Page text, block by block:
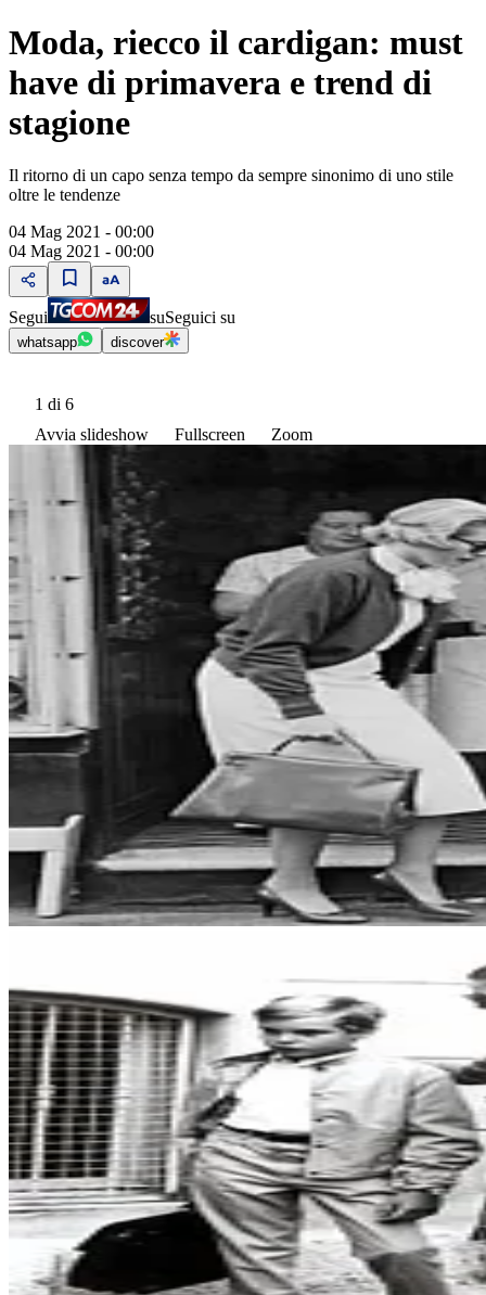
Moda, riecco il cardigan: must
have di primavera e trend di
stagione
Il ritorno di un capo senza tempo da sempre sinonimo di uno stile
oltre le tendenze
04 Mag 2021 - 00:00
04 Mag 2021 - 00:00
Segui suSeguici su
whatsapp discover
1 di 6
Avvia slideshow
Fullscreen Zoom